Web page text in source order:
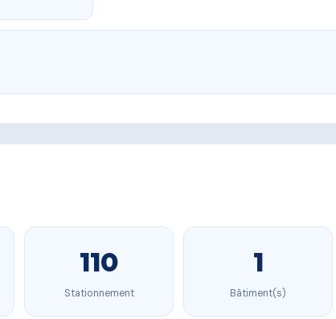
110
Stationnement
1
Bâtiment(s)